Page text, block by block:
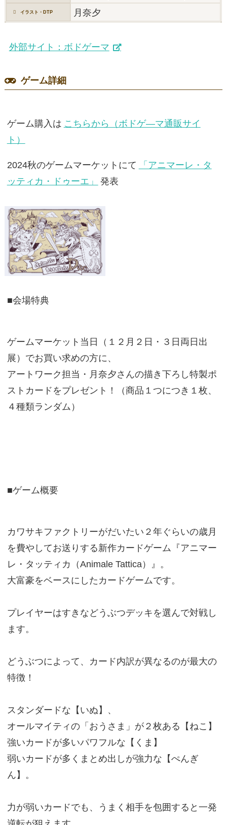
イラスト・DTP 月奈夕
外部サイト：ボドゲーマ
ゲーム詳細
ゲーム購入は こちらから（ボドゲ―マ通販サイ
ト）
2024秋のゲームマーケットにて
「アニマーレ・タ
ッティカ・ドゥーエ」
発表
■会場特典
ゲームマーケット当日（１２月２日・３日両日出
展）でお買い求めの方に、
アートワーク担当・月奈夕さんの描き下ろし特製ポ
ストカードをプレゼント！（商品１つにつき１枚、
４種類ランダム）
■ゲーム概要
カワサキファクトリーがだいたい２年ぐらいの歳月
を費やしてお送りする新作カードゲーム『アニマー
レ・タッティカ（Animale Tattica）』。
大富豪をベースにしたカードゲームです。
プレイヤーはすきなどうぶつデッキを選んで対戦し
ます。
どうぶつによって、カード内訳が異なるのが最大の
特徴！
スタンダードな【いぬ】、
オールマイティの「おうさま」が２枚ある【ねこ】
強いカードが多いパワフルな【くま】
弱いカードが多くまとめ出しが強力な【ぺんぎ
ん】。
力が弱いカードでも、うまく相手を包囲すると一発